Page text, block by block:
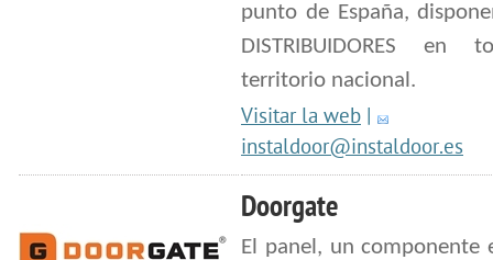
punto de España,
DISTRIBUIDORES en
territorio nacional.
Visitar la web |
instaldoor@instaldoor.es
Doorgate
El panel, un componente